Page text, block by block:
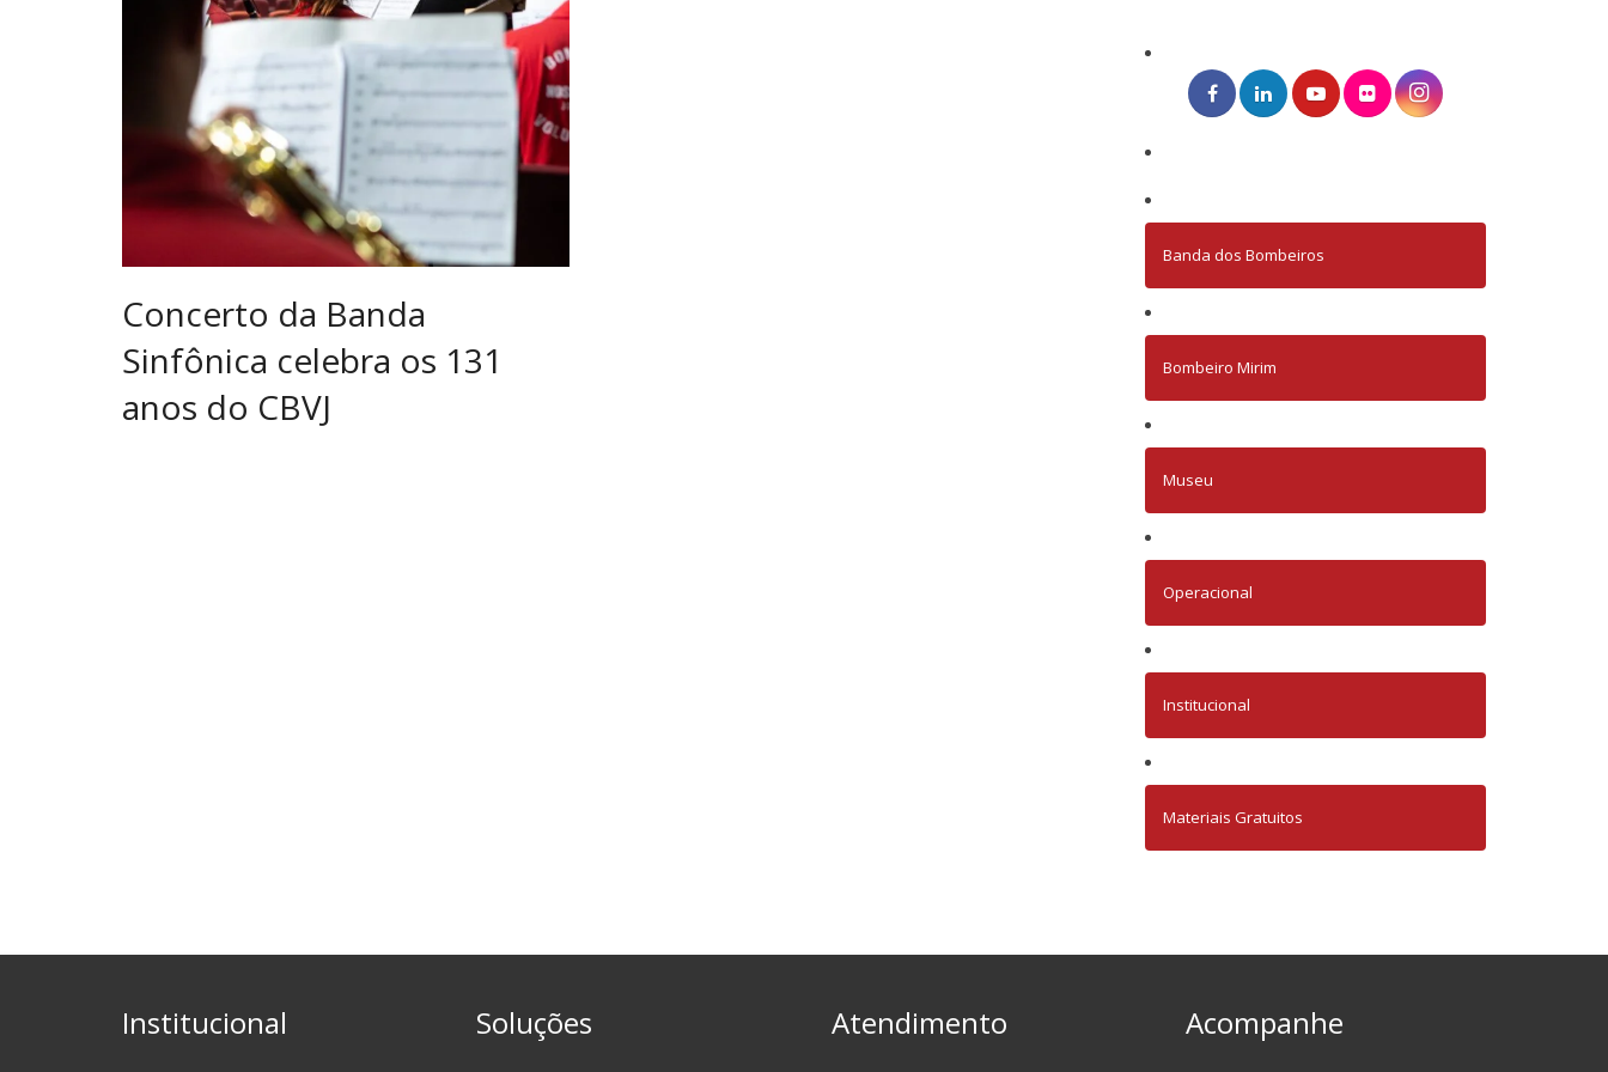
Concerto da Banda
Sinfônica celebra os 131
anos do CBVJ
Banda dos Bombeiros
Bombeiro Mirim
Museu
Operacional
Institucional
Materiais Gratuitos
Institucional Soluções Atendimento Acompanhe